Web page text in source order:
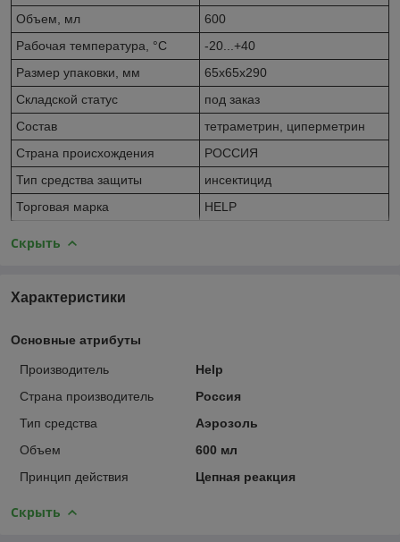
Объем, мл
600
Рабочая температура, °C
-20...+40
Размер упаковки, мм
65х65х290
Складской статус
под заказ
Состав
тетраметрин, циперметрин
Страна происхождения
РОССИЯ
Тип средства защиты
инсектицид
Торговая марка
HELP
Скрыть
Характеристики
Основные атрибуты
Производитель
Help
Страна производитель
Россия
Тип средства
Аэрозоль
Объем
600 мл
Принцип действия
Цепная реакция
Скрыть